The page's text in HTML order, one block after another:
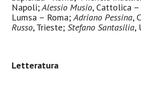
Napoli;Alessio Musio, Cattolica
Lumsa – Roma;Adriano Pessina,
Russo, Trieste; Stefano Santasilia,
Letteratura